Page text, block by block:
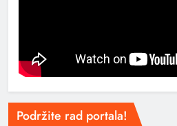
Podržite rad portala!